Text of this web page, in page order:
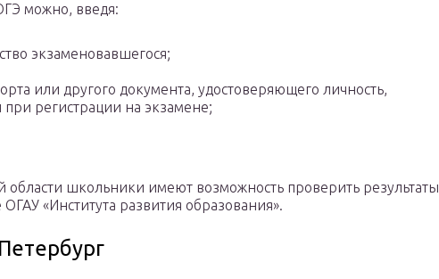
можно, введя:
экзаменовавшегося;
или другого документа, удостоверяющего личность,
регистрации на экзамене;
области школьники имеют возможность проверить результаты
«Института развития образования».